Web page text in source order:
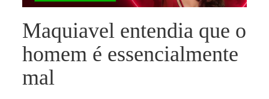
Maquiavel entendia que o
homem é essencialmente
mal